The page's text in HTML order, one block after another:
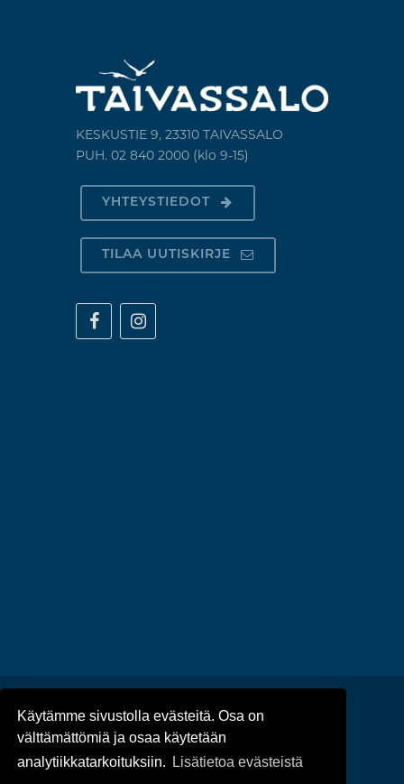
Käytämme sivustolla evästeitä. Osa on
välttämättömiä ja osaa käytetään
analytiikkatarkoituksiin.
Lisätietoa evästeistä
KESKUSTIE 9, 23310 TAIVASSALO
PUH. 02 840 2000 (klo 9-15)
YHTEYSTIEDOT
TILAA UUTISKIRJE
Ajankohtaista /Tapahtumat
Tietosuoja / Saavutettavuus